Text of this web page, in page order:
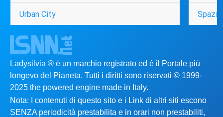
Urban City Spazio
Ladysilvia ® è un marchio registrato ed è il Portale più
longevo del Pianeta. Tutti i diritti sono riservati © 1999-
2025 the powered engine made in Italy.
Nota: I contenuti di questo sito e i Link di altri siti escono
SENZA periodicità prestabilita e in orari non prestabiliti,